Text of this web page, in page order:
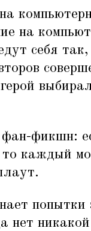
на
себя
фан-фикшн:
каждый
попытки
нет